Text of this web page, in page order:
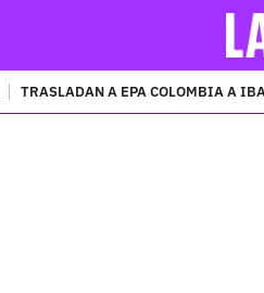
TRASLADAN A EPA COLOMBIA A